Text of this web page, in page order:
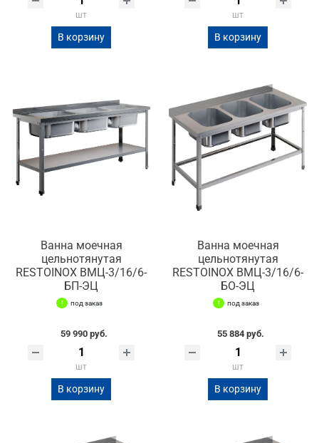
шт
В корзину
шт
В корзину
Ванна моечная
цельнотянутая
RESTOINOX ВМЦ-3/16/6-
БП-ЭЦ
под заказ
59 990 руб.
шт
В корзину
Ванна моечная
цельнотянутая
RESTOINOX ВМЦ-3/16/6-
БО-ЭЦ
под заказ
55 884 руб.
шт
В корзину